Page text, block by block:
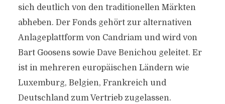
sich deutlich von den traditionellen Märkten
abheben. Der Fonds gehört zur alternativen
Anlageplattform von Candriam und wird von
Bart Goosens sowie Dave Benichou geleitet. Er
ist in mehreren europäischen Ländern wie
Luxemburg, Belgien, Frankreich und
Deutschland zum Vertrieb zugelassen.